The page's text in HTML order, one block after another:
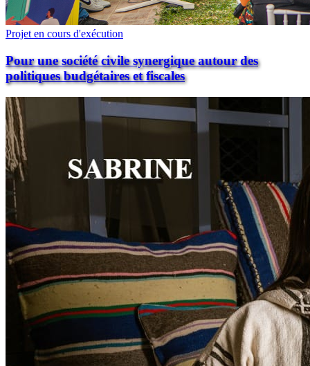
Projet en cours d'exécution
Pour une société civile synergique autour des
politiques budgétaires et fiscales